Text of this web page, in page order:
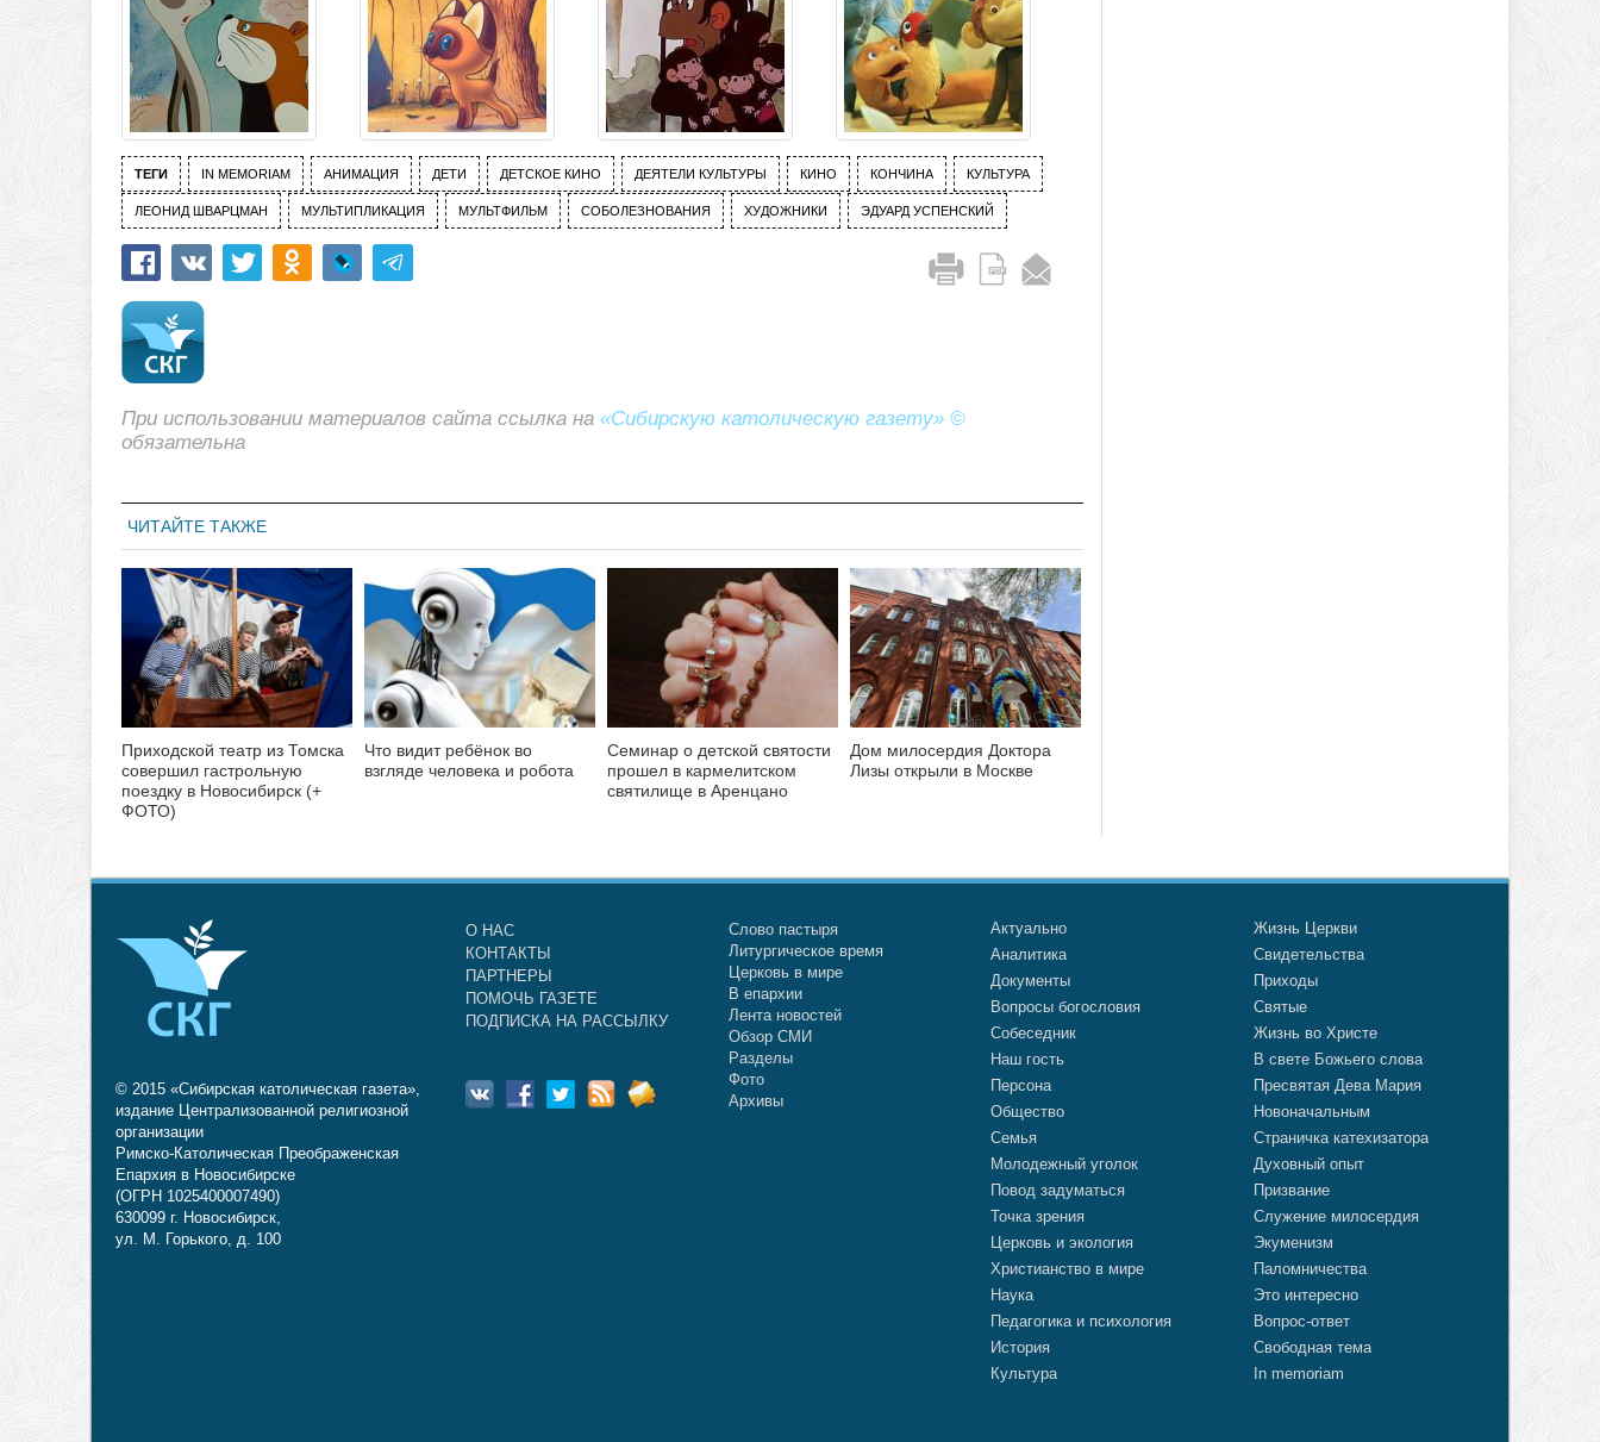
ТЕГИ IN MEMORIAM АНИМАЦИЯ ДЕТИ ДЕТСКОЕ КИНО ДЕЯТЕЛИ КУЛЬТУРЫ КИНО КОНЧИНА КУЛЬТУРА
ЛЕОНИД ШВАРЦМАН МУЛЬТИПЛИКАЦИЯ МУЛЬТФИЛЬМ СОБОЛЕЗНОВАНИЯ ХУДОЖНИКИ ЭДУАРД УСПЕНСКИЙ
При использовании материалов сайта ссылка на «Сибирскую католическую газету» ©
обязательна
ЧИТАЙТЕ ТАКЖЕ
Приходской театр из Томска
совершил гастрольную
поездку в Новосибирск (+
ФОТО)
Что видит ребёнок во
взгляде человека и робота
Семинар о детской святости
прошел в кармелитском
святилище в Аренцано
Дом милосердия Доктора
Лизы открыли в Москве
© 2015 «Сибирская католическая газета»,
издание Централизованной религиозной
организации
Римско-Католическая Преображенская
Епархия в Новосибирске
(ОГРН 1025400007490)
630099 г. Новосибирск,
ул. М. Горького, д. 100
О НАС
КОНТАКТЫ
ПАРТНЕРЫ
ПОМОЧЬ ГАЗЕТЕ
ПОДПИСКА НА РАССЫЛКУ
Слово пастыря
Литургическое время
Церковь в мире
В епархии
Лента новостей
Обзор СМИ
Разделы
Фото
Архивы
Актуально
Аналитика
Документы
Вопросы богословия
Собеседник
Наш гость
Персона
Общество
Семья
Молодежный уголок
Повод задуматься
Точка зрения
Церковь и экология
Христианство в мире
Наука
Педагогика и психология
История
Культура
Жизнь Церкви
Свидетельства
Приходы
Святые
Жизнь во Христе
В свете Божьего слова
Пресвятая Дева Мария
Новоначальным
Страничка катехизатора
Духовный опыт
Призвание
Служение милосердия
Экуменизм
Паломничества
Это интересно
Вопрос-ответ
Свободная тема
In memoriam